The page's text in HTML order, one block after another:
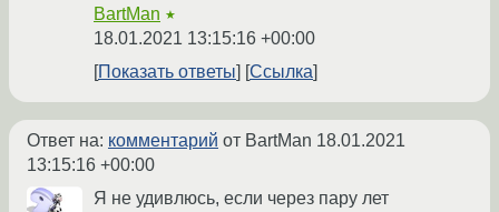
BartMan ★
18.01.2021 13:15:16 +00:00
Показать ответы
Ссылка
Ответ на: комментарий от BartMan 18.01.2021
13:15:16 +00:00
Я не удивлюсь, если через пару лет